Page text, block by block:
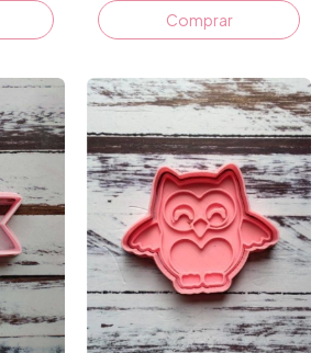
Comprar